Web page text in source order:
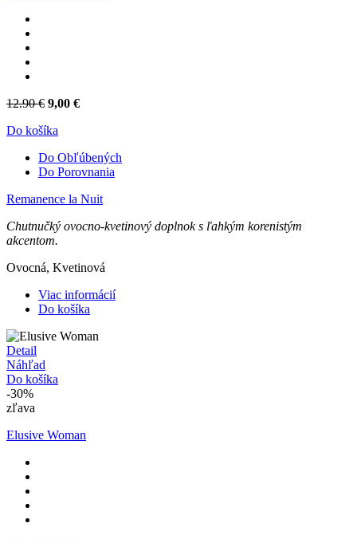
12.90 € 9,00 €
Do košíka
Do Obľúbených
Do Porovnania
Remanence la Nuit
Chutnučký ovocno-kvetinový doplnok s ľahkým korenistým
akcentom.
Ovocná, Kvetinová
Viac informácií
Do košíka
Detail
Náhľad
Do košíka
-30%
zľava
Elusive Woman